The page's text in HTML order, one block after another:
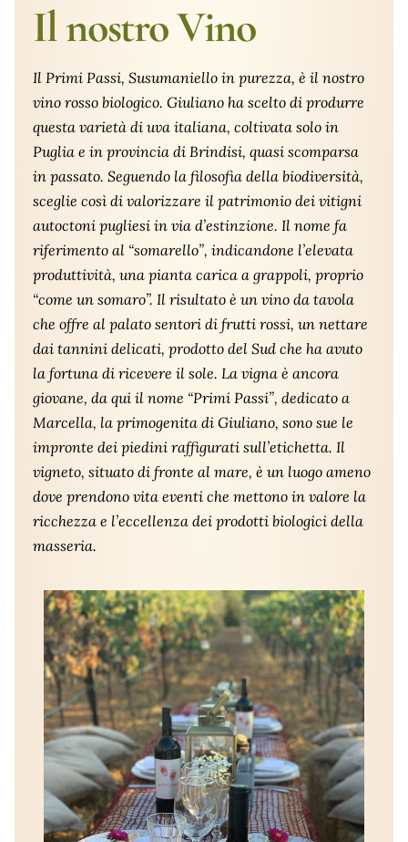
Il nostro Vino
Il Primi Passi, Susumaniello in purezza, è il nostro
vino rosso biologico. Giuliano ha scelto di produrre
questa varietà di uva italiana, coltivata solo in
Puglia e in provincia di Brindisi, quasi scomparsa
in passato. Seguendo la filosofia della biodiversità,
sceglie così di valorizzare il patrimonio dei vitigni
autoctoni pugliesi in via d’estinzione. Il nome fa
riferimento al “somarello”, indicandone l’elevata
produttività, una pianta carica a grappoli, proprio
“come un somaro”. Il risultato è un vino da tavola
che offre al palato sentori di frutti rossi, un nettare
dai tannini delicati, prodotto del Sud che ha avuto
la fortuna di ricevere il sole. La vigna è ancora
giovane, da qui il nome “Primi Passi”, dedicato a
Marcella, la primogenita di Giuliano, sono sue le
impronte dei piedini raffigurati sull’etichetta. Il
vigneto, situato di fronte al mare, è un luogo ameno
dove prendono vita eventi che mettono in valore la
ricchezza e l’eccellenza dei prodotti biologici della
masseria.